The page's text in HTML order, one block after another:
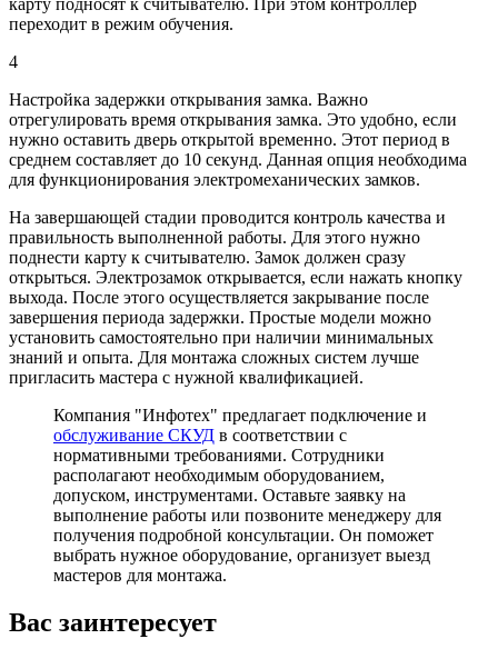
переходит в режим обучения.
4
Настройка задержки открывания замка. Важно
отрегулировать время открывания замка. Это удобно, если
нужно оставить дверь открытой временно. Этот период в
среднем составляет до 10 секунд. Данная опция необходима
для функционирования электромеханических замков.
На завершающей стадии проводится контроль качества и
правильность выполненной работы. Для этого нужно
поднести карту к считывателю. Замок должен сразу
открыться. Электрозамок открывается, если нажать кнопку
выхода. После этого осуществляется закрывание после
завершения периода задержки. Простые модели можно
установить самостоятельно при наличии минимальных
знаний и опыта. Для монтажа сложных систем лучше
пригласить мастера с нужной квалификацией.
Компания "Инфотех" предлагает подключение и
обслуживание СКУД в соответствии с
нормативными требованиями. Сотрудники
располагают необходимым оборудованием,
допуском, инструментами. Оставьте заявку на
выполнение работы или позвоните менеджеру для
получения подробной консультации. Он поможет
выбрать нужное оборудование, организует выезд
мастеров для монтажа.
Вас заинтересует